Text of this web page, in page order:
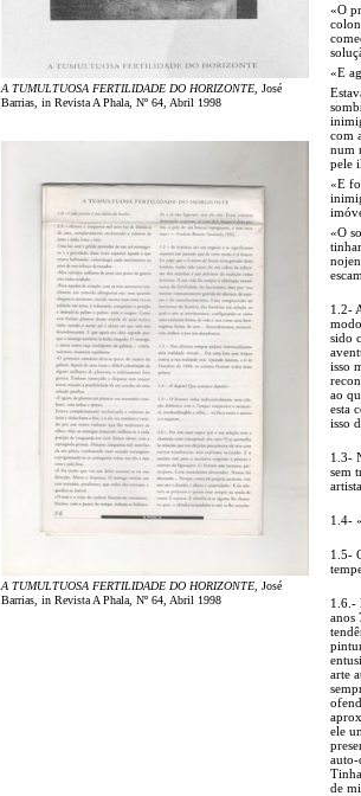
A TUMULTUOSA FERTILIDADE DO HORIZONTE , José
Barrias, in Revista A Phala, Nº 64, Abril 1998
A TUMULTUOSA FERTILIDADE DO HORIZONTE , José
Barrias, in Revista A Phala, Nº 64, Abril 1998
«O
«E
com
num
pele
«E
«O
1.2-
sido
isso
ao
esta
isso
1.3-
sem
1.4-
1.5-
1.6.-
anos
arte
ele
auto-
de